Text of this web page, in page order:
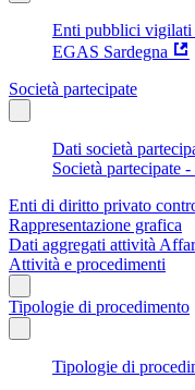
Enti pubblici vigilati
EGAS Sardegna
Società partecipate
Dati società
Società partecipate
Enti di diritto privato
Rappresentazione grafica
Dati aggregati attività
Attività e procedimenti
Tipologie di procedimento
Tipologie di